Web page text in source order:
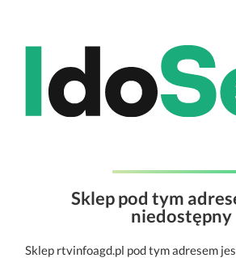
Sklep pod tym
niedostępny
Sklep rtvinfoagd.pl pod tym adresem